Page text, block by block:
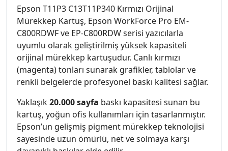
Epson T11P3 C13T11P340 Kırmızı Orijinal
Mürekkep Kartuş, Epson WorkForce Pro EM-
C800RDWF ve EP-C800RDW serisi yazıcılarla
uyumlu olarak geliştirilmiş yüksek kapasiteli
orijinal mürekkep kartuşudur. Canlı kırmızı
(magenta) tonları sunarak grafikler, tablolar ve
renkli belgelerde profesyonel baskı kalitesi sağlar.
Yaklaşık20.000 sayfa baskı kapasitesi sunan bu
kartuş, yoğun ofis kullanımları için tasarlanmıştır.
Epson’un gelişmiş pigment mürekkep teknolojisi
sayesinde uzun ömürlü, net ve solmaya karşı